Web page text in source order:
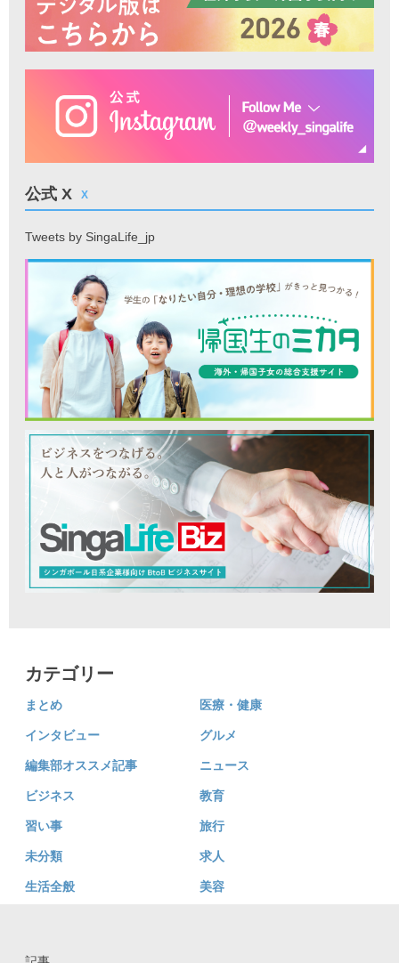
公式 X X
Tweets by SingaLife_jp
カテゴリー
まとめ 医療・健康
インタビュー グルメ
編集部オススメ記事 ニュース
ビジネス 教育
習い事 旅行
未分類 求人
生活全般 美容